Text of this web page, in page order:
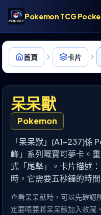
Pokemon TCG
首頁 卡片
呆呆獸
Pokemon
「呆呆獸」(A1-237)
峰」系列嘅寶可夢卡。
式「尾擊」。卡片描述
時，它需要五秒鐘的時
查看呆呆獸時，可以先確認
定要唔要將呆呆獸加入收藏。